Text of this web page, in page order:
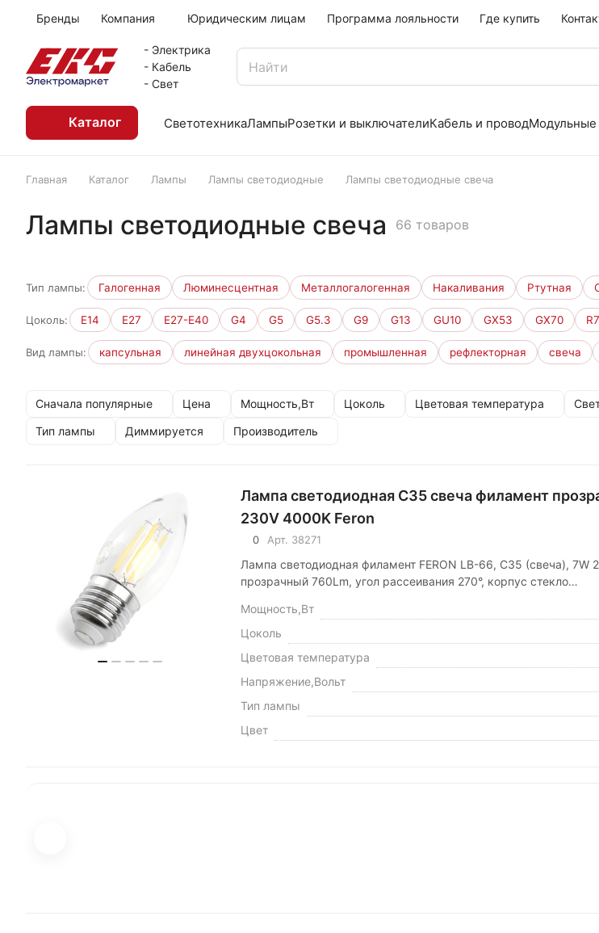
Бренды Компания Юридическим лицам Программа лояльности Где купить
- Электрика
- Кабель
- Свет
Каталог СветотехникаЛампыРозетки и выключателиКабель и проводМодульные
Главная Каталог Лампы Лампы светодиодные Лампы светодиодные свеча
Лампы светодиодные свеча 66 товаров
Тип лампы: Галогенная Люминесцентная Металлогалогенная Накаливания Ртутная
Цоколь: E14 E27 E27-E40 G4 G5 G5.3 G9 G13 GU10 GX53 GX70
Вид лампы: капсульная линейная двухцокольная промышленная рефлекторная свеча
Сначала популярные Цена Мощность,Вт Цоколь Цветовая температура
Тип лампы
Диммируется Производитель
Лампа светодиодная C35 свеча филамент
230V 4000K Feron
0 Арт. 38271
Лампа светодиодная филамент FERON LB-66, C35 (свеча), 7W
прозрачный 760Lm, угол рассеивания 270°, корпус стекло…
Мощность,Вт
Цоколь
Цветовая температура
Напряжение,Вольт
Тип лампы
Цвет